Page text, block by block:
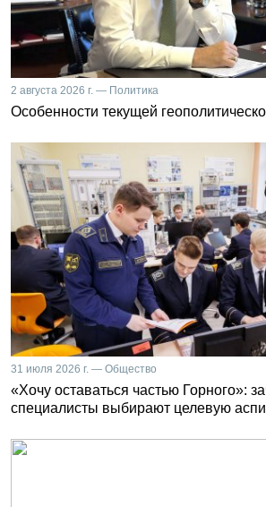
2 августа 2026 г. — Политика
Особенности текущей
31 июля 2026 г. — Общество
«Хочу оставаться частью Горного»:
специалисты выбирают целевую